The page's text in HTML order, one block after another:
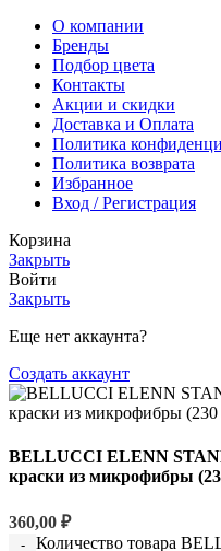
О компании
Бренды
Подбор цвета
Контакты
Акции и скидки
Доставка и Оплата
Политика
Политика возврата
Избранное
Вход / Регистрация
Корзина
Закрыть
Войти
Закрыть
Еще нет аккаунта?
Создать аккаунт
BELLUCCI ELENN
краски из микрофибры
360,00 ₽
Количество товара